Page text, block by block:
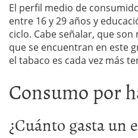
El perfil medio de
entre 16 y 29 años y
ciclo. Cabe señalar, que
que se encuentran en este
el tabaco es cada vez más
Consumo por
¿Cuánto gasta un